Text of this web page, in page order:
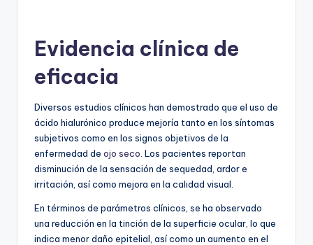
Evidencia clínica de
eficacia
Diversos estudios clínicos han demostrado que el uso de
ácido hialurónico produce mejoría tanto en los síntomas
subjetivos como en los signos objetivos de la
enfermedad de ojo seco . Los pacientes reportan
disminución de la sensación de sequedad, ardor e
irritación, así como mejora en la calidad visual.
En términos de parámetros clínicos, se ha observado
una reducción en la tinción de la superficie ocular, lo que
indica menor daño epitelial, así como un aumento en el